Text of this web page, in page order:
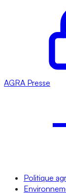
AGRA Presse
Politique